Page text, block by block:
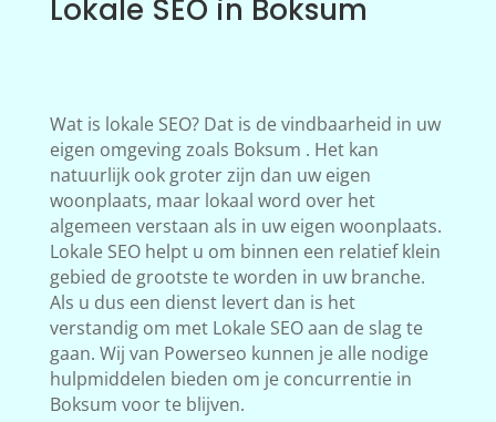
Lokale SEO in Boksum
Wat is lokale SEO? Dat is de vindbaarheid in uw
eigen omgeving zoals Boksum . Het kan
natuurlijk ook groter zijn dan uw eigen
woonplaats, maar lokaal word over het
algemeen verstaan als in uw eigen woonplaats.
Lokale SEO helpt u om binnen een relatief klein
gebied de grootste te worden in uw branche.
Als u dus een dienst levert dan is het
verstandig om met Lokale SEO aan de slag te
gaan. Wij van Powerseo kunnen je alle nodige
hulpmiddelen bieden om je concurrentie in
Boksum voor te blijven.